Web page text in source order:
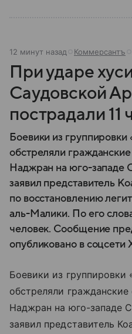
12 минут назад Коммерсантъ
При ударе
Саудовской
пострадали 11
Боевики из
обстреляли
Наджран на юго-западе
заявил представитель
по восстановлению
аль-Малики. По его
человек. Сообщение
опубликовано в соцсети
Боевики из группировки
обстреляли
Наджран на юго-западе
заявил представитель